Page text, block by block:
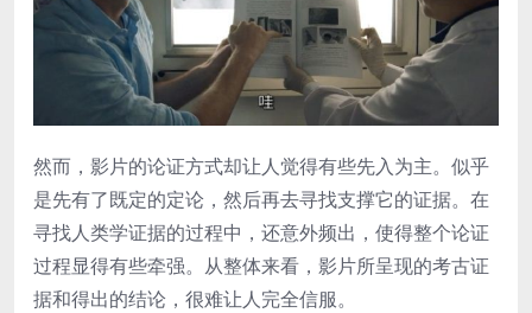
然而，影片的论证方式却让人觉得有些先入为主。似乎
是先有了既定的定论，然后再去寻找支撑它的证据。在
寻找人类学证据的过程中，还意外频出，使得整个论证
过程显得有些牵强。从整体来看，影片所呈现的考古证
据和得出的结论，很难让人完全信服。